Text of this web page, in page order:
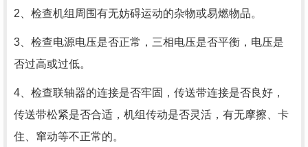
2、检查机组周围有无妨碍运动的杂物或易燃物品。
3、检查电源电压是否正常，三相电压是否平衡，电压是
否过高或过低。
4、检查联轴器的连接是否牢固，传送带连接是否良好，
传送带松紧是否合适，机组传动是否灵活，有无摩擦、卡
住、窜动等不正常的。